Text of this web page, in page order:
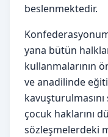
beslenmektedir.
yana bütün
kullanmalarının
ve anadilinde
çocuk haklarını
sözleşmelerdeki